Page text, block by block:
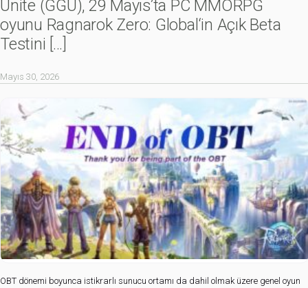
Unite (GGU), 29 Mayıs’ta PC MMORPG
oyunu Ragnarok Zero: Global‘in Açık Beta
Testini […]
Mayıs 30, 2026
OBT dönemi boyunca istikrarlı sunucu ortamı da dahil olmak üzere genel oyun